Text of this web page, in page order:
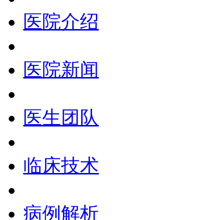
医院介绍
医院新闻
医生团队
临床技术
病例解析